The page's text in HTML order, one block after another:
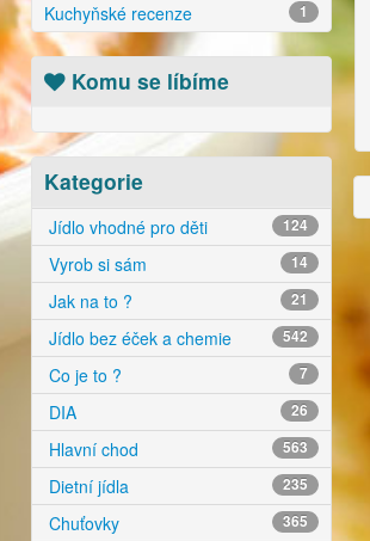
Kuchyňské recenze
1
Komu se líbíme
Kategorie
Jídlo vhodné pro děti 124
Vyrob si sám 14
Jak na to ? 21
Jídlo bez éček a chemie 542
Co je to ? 7
DIA 26
Hlavní chod 563
Dietní jídla 235
Chuťovky 365